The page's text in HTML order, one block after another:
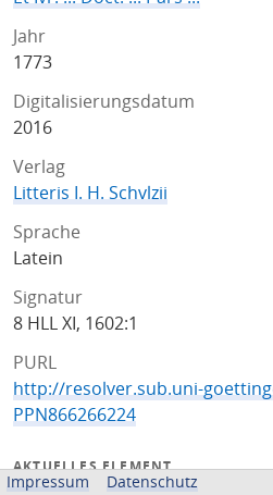
Jahr
1773
Digitalisierungsdatum
2016
Verlag
Litteris I. H. Schvlzii
Sprache
Latein
Signatur
8 HLL XI, 1602:1
PURL
http://resolver.sub.uni-
PPN866266224
AKTUELLES ELEMENT
Impressum Datenschutz